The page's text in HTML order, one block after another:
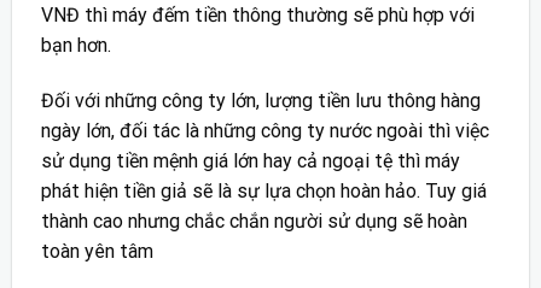
VNĐ thì máy đếm tiền thông thường sẽ phù hợp với
bạn hơn.
Đối với những công ty lớn, lượng tiền lưu thông hàng
ngày lớn, đối tác là những công ty nước ngoài thì việc
sử dụng tiền mệnh giá lớn hay cả ngoại tệ thì máy
phát hiện tiền giả sẽ là sự lựa chọn hoàn hảo. Tuy giá
thành cao nhưng chắc chắn người sử dụng sẽ hoàn
toàn yên tâm